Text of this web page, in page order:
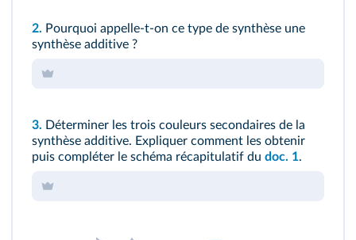
2. Pourquoi appelle-t-on ce type de synthèse une
synthèse additive ?
3. Déterminer les trois couleurs secondaires de la
synthèse additive. Expliquer comment les obtenir
puis compléter le schéma récapitulatif du doc. 1.